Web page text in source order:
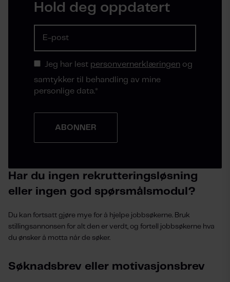
Hold deg oppdatert
Jeg har lest personvernerklæringen og
samtykker til behandling av mine
personlige data.*
Har du ingen rekrutteringsløsning
eller ingen god spørsmålsmodul?
Du kan fortsatt gjøre mye for å hjelpe jobbsøkerne. Bruk
stillingsannonsen for alt den er verdt, og fortell jobbsøkerne hva
du ønsker å motta når de søker.
Søknadsbrev eller motivasjonsbrev